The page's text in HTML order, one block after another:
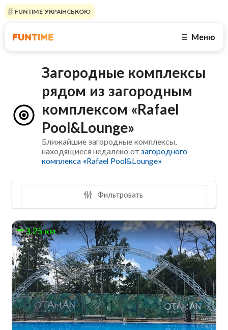
FUNTIME УКРАЇНСЬКОЮ
☰ Меню
Загородные комплексы
рядом из загородным
комплексом «Rafael
Pool&Lounge»
Ближайшие загородные комплексы,
находящиеся недалеко отзагородного
комплекса «Rafael Pool&Lounge»
Фильтровать
3.25 км